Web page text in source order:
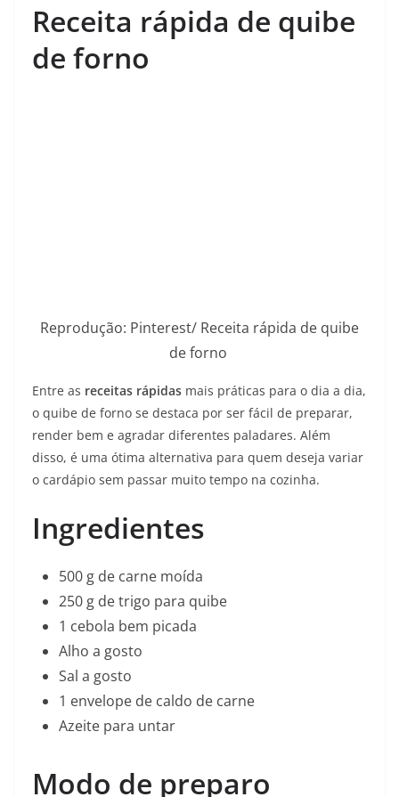
Receita rápida de quibe
de forno
Reprodução: Pinterest/ Receita rápida de quibe
de forno
Entre as receitas rápidas mais práticas para o dia a dia,
o quibe de forno se destaca por ser fácil de preparar,
render bem e agradar diferentes paladares. Além
disso, é uma ótima alternativa para quem deseja variar
o cardápio sem passar muito tempo na cozinha.
Ingredientes
500 g de carne moída
250 g de trigo para quibe
1 cebola bem picada
Alho a gosto
Sal a gosto
1 envelope de caldo de carne
Azeite para untar
Modo de preparo